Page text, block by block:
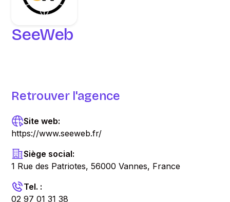
SeeWeb
Retrouver l'agence
Site web:
https://www.seeweb.fr/
Siège social:
1 Rue des Patriotes, 56000 Vannes, France
Tel. :
02 97 01 31 38